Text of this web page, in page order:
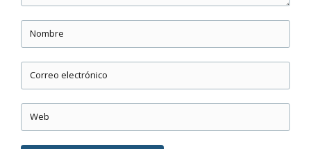
Nombre
Correo electrónico
Web